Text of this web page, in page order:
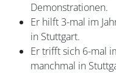
Demonstrationen.
Er hilft 3-mal im
in Stuttgart.
Er trifft sich 6-mal
manchmal in